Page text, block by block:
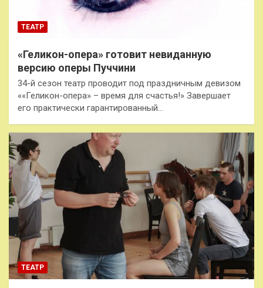
ТЕАТР
«Геликон-опера» готовит невиданную
версию оперы Пуччини
34-й сезон театр проводит под праздничным девизом
««Геликон-опера» – время для счастья!» Завершает
его практически гарантированный…
ТЕАТР